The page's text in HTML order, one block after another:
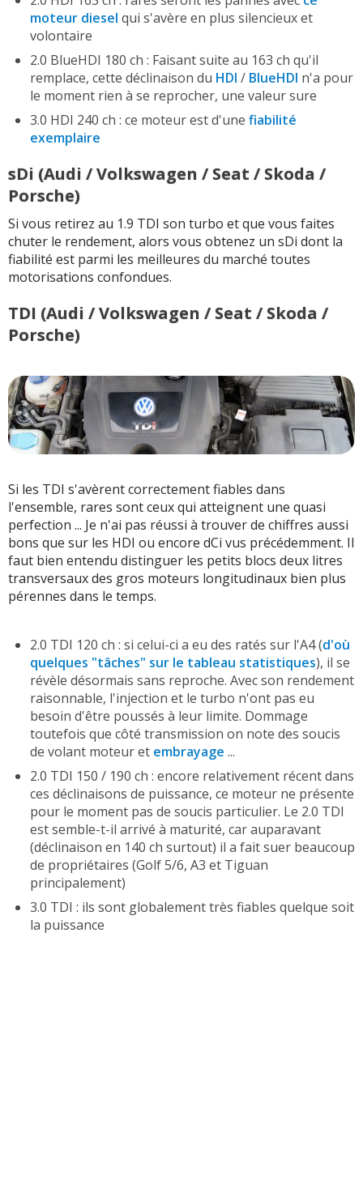
moteur diesel qui s'avère en plus silencieux et
volontaire
2.0 BlueHDI 180 ch : Faisant suite au 163 ch qu'il
remplace, cette déclinaison du HDI / BlueHDI n'a pour
le moment rien à se reprocher, une valeur sure
3.0 HDI 240 ch : ce moteur est d'une fiabilité
exemplaire
sDi (Audi / Volkswagen / Seat / Skoda /
Porsche)
Si vous retirez au 1.9 TDI son turbo et que vous faites
chuter le rendement, alors vous obtenez un sDi dont la
fiabilité est parmi les meilleures du marché toutes
motorisations confondues.
TDI (Audi / Volkswagen / Seat / Skoda /
Porsche)
Si les TDI s'avèrent correctement fiables dans
l'ensemble, rares sont ceux qui atteignent une quasi
perfection ... Je n'ai pas réussi à trouver de chiffres aussi
bons que sur les HDI ou encore dCi vus précédemment. Il
faut bien entendu distinguer les petits blocs deux litres
transversaux des gros moteurs longitudinaux bien plus
pérennes dans le temps.
2.0 TDI 120 ch : si celui-ci a eu des ratés sur l'A4 (d'où
quelques "tâches" sur le tableau statistiques), il se
révèle désormais sans reproche. Avec son rendement
raisonnable, l'injection et le turbo n'ont pas eu
besoin d'être poussés à leur limite. Dommage
toutefois que côté transmission on note des soucis
de volant moteur et embrayage ...
2.0 TDI 150 / 190 ch : encore relativement récent dans
ces déclinaisons de puissance, ce moteur ne présente
pour le moment pas de soucis particulier. Le 2.0 TDI
est semble-t-il arrivé à maturité, car auparavant
(déclinaison en 140 ch surtout) il a fait suer beaucoup
de propriétaires (Golf 5/6, A3 et Tiguan
principalement)
3.0 TDI : ils sont globalement très fiables quelque soit
la puissance